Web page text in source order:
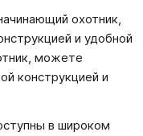
охотник,
и удобной
можете
конструкцией и
в широком